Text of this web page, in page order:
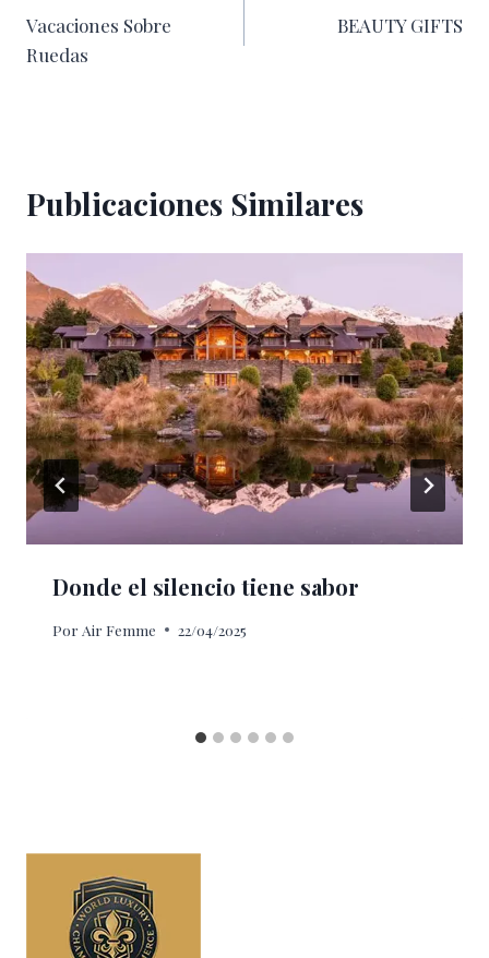
de
Vacaciones Sobre
Ruedas
BEAUTY GIFTS
Publicaciones Similares
Donde el silencio tiene sabor
Por Air Femme 22/04/2025